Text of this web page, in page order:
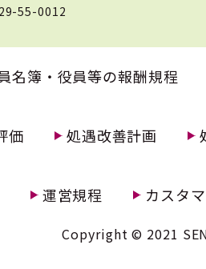
55-0012
名簿・役員等の報酬規程
価 処遇改善計画
運営規程 カスタ
Copyright © 2021